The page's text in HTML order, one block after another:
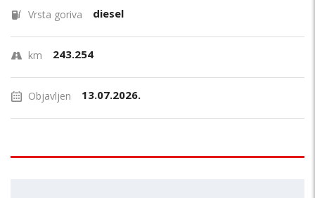
Vrsta goriva diesel
km 243.254
Objavljen 13.07.2026.